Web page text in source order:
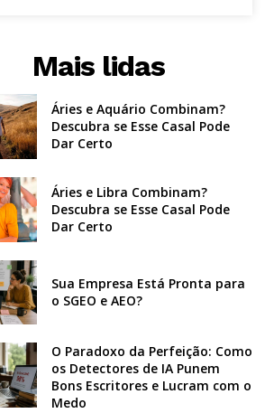
Mais lidas
Áries e Aquário Combinam?
Descubra se Esse Casal Pode
Dar Certo
Áries e Libra Combinam?
Descubra se Esse Casal Pode
Dar Certo
Sua Empresa Está Pronta para
o SGEO e AEO?
O Paradoxo da Perfeição: Como
os Detectores de IA Punem
Bons Escritores e Lucram com o
Medo